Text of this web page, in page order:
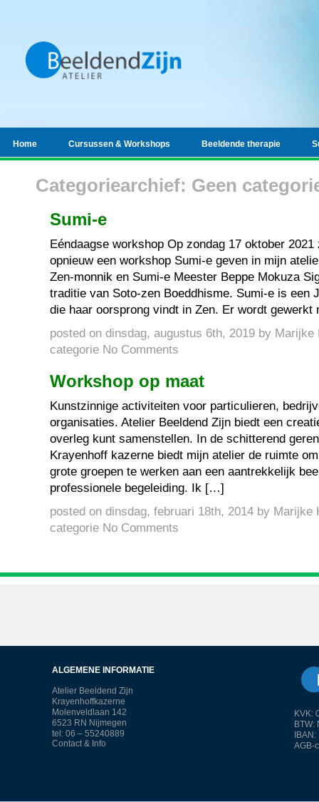
Home Cursussen & Workshops Beeldende therapie
Categoriearchief: Geen
Sumi-e
Eéndaagse workshop Op zondag 17 oktober
opnieuw een workshop Sumi-e geven in mijn
Zen-monnik en Sumi-e Meester Beppe Mokuza
traditie van Soto-zen Boeddhisme. Sumi-e is een
die haar oorsprong vindt in Zen. Er wordt
posted on dinsdag, augustus 6th, 2019 by
categorie No Comments
Workshop op maat
Kunstzinnige activiteiten voor particulieren,
organisaties. Atelier Beeldend Zijn biedt een
overleg kunt samenstellen. In de schitterend
Krayenhoff kazerne biedt mijn atelier de ruimte
grote groepen te werken aan een aantrekkelijk
professionele begeleiding. Ik […]
posted on dinsdag, februari 18th, 2014 by
categorie No Comments
ALGEMENE INFORMATIE
Atelier Beeldend Zijn
Krayenhoffkazerne
Molenveldlaan 142
6523 RN Nijmegen
tel: 06 – 55240889
Contact & Info
KVK:
BTW:
AGB-